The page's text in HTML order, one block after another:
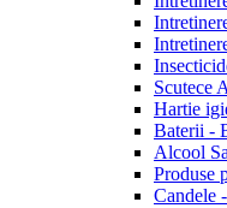
Scutece
Hartie
Baterii -
Alcool
Produse
Candele